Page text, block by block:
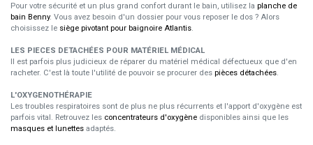
Pour votre sécurité et un plus grand confort durant le bain, utilisez la planche de
bain Benny. Vous avez besoin d'un dossier pour vous reposer le dos ? Alors
choisissez le siège pivotant pour baignoire Atlantis.
LES PIECES DETACHÉES POUR MATÉRIEL MÉDICAL
Il est parfois plus judicieux de réparer du matériel médical défectueux que d'en
racheter. C'est là toute l'utilité de pouvoir se procurer des pièces détachées.
L'OXYGENOTHÉRAPIE
Les troubles respiratoires sont de plus ne plus récurrents et l'apport d'oxygène est
parfois vital. Retrouvez les concentrateurs d'oxygène disponibles ainsi que les
masques et lunettes adaptés.